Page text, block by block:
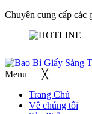
Chuyên cung cấp các
Menu ≡ ╳
Trang Chủ
Về chúng tôi